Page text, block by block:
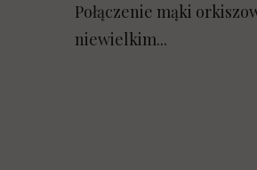
Połączenie mąki
niewielkim...